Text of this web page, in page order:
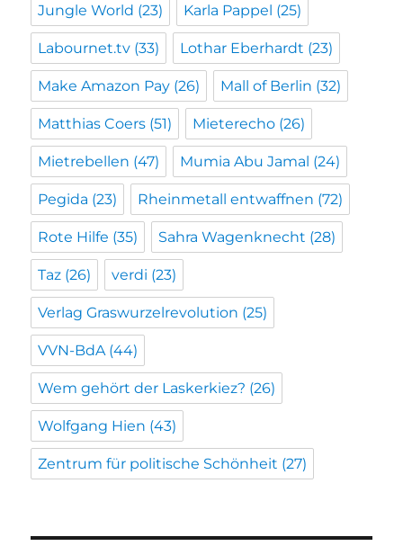
Jungle World (23) Karla Pappel (25)
Labournet.tv (33) Lothar Eberhardt (23)
Make Amazon Pay (26) Mall of Berlin (32)
Matthias Coers (51) Mieterecho (26)
Mietrebellen (47) Mumia Abu Jamal (24)
Pegida (23) Rheinmetall entwaffnen (72)
Rote Hilfe (35) Sahra Wagenknecht (28)
Taz (26) verdi (23)
Verlag Graswurzelrevolution (25)
VVN-BdA (44)
Wem gehört der Laskerkiez? (26)
Wolfgang Hien (43)
Zentrum für politische Schönheit (27)